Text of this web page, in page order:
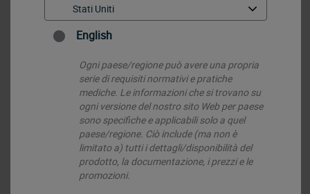
English
Ogni paese/regione può avere una propria
serie di requisiti normativi e pratiche
mediche. Le informazioni che si trovano su
ogni versione del nostro sito Web per paese
sono specifiche e applicabili solo a quel
paese/regione. Ciò include (ma non è
limitato a) tutti i dettagli/disponibilità del
prodotto, la documentazione, i prezzi e le
promozioni.
• IHC & ISH • Desmin